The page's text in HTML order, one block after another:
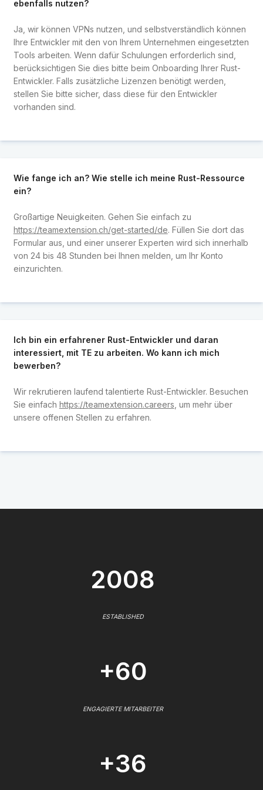
ebenfalls nutzen?
Ja, wir können VPNs nutzen, und selbstverständlich können
Ihre Entwickler mit den von Ihrem Unternehmen eingesetzten
Tools arbeiten. Wenn dafür Schulungen erforderlich sind,
berücksichtigen Sie dies bitte beim Onboarding Ihrer Rust-
Entwickler. Falls zusätzliche Lizenzen benötigt werden,
stellen Sie bitte sicher, dass diese für den Entwickler
vorhanden sind.
Wie fange ich an? Wie stelle ich meine Rust-Ressource
ein?
Großartige Neuigkeiten. Gehen Sie einfach zu
https://teamextension.ch/get-started/de. Füllen Sie dort das
Formular aus, und einer unserer Experten wird sich innerhalb
von 24 bis 48 Stunden bei Ihnen melden, um Ihr Konto
einzurichten.
Ich bin ein erfahrener Rust-Entwickler und daran
interessiert, mit TE zu arbeiten. Wo kann ich mich
bewerben?
Wir rekrutieren laufend talentierte Rust-Entwickler. Besuchen
Sie einfach https://teamextension.careers , um mehr über
unsere offenen Stellen zu erfahren.
2008
ESTABLISHED
+60
ENGAGIERTE MITARBEITER
+36